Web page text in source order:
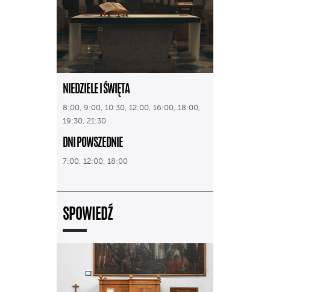
NIEDZIELE I ŚWIĘTA
8:00, 9:00, 10:30, 12:00, 16:00, 18:00,
19:30, 21:30
DNI POWSZEDNIE
7:00, 12:00, 18:00
SPOWIEDŹ